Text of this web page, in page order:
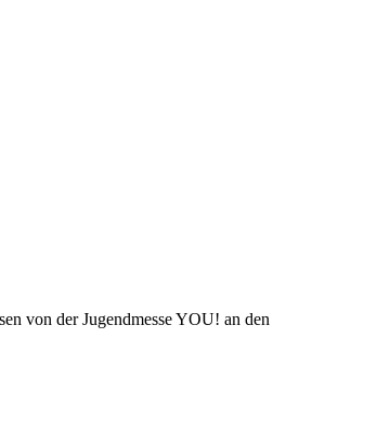
von der Jugendmesse YOU! an den